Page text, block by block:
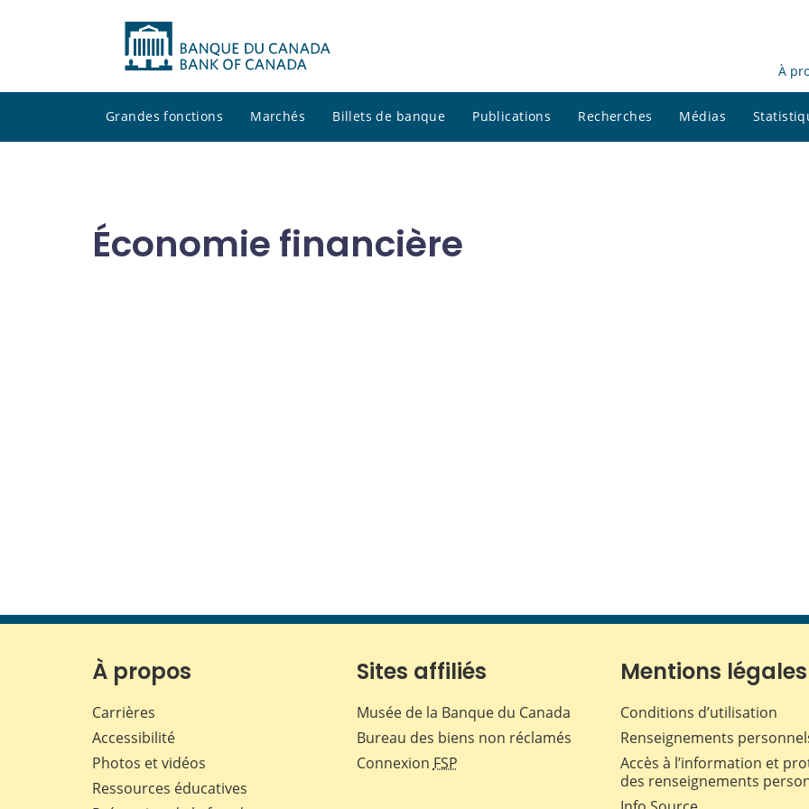
À
Grandes fonctions Marchés Billets de banque Publications Recherches Médias
Économie financière
À propos
Carrières
Accessibilité
Photos et vidéos
Ressources éducatives
Sites affiliés
Musée de la Banque du Canada
Bureau des biens non réclamés
Connexion FSP
Mentions légales
Conditions d’utilisation
Renseignements
Accès à l’information et
des renseignements